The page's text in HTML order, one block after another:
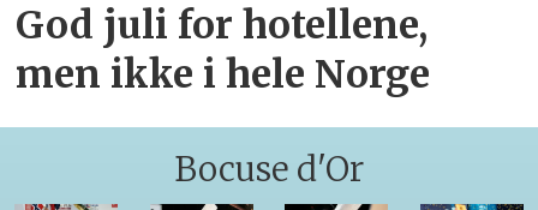
God juli for hotellene,
men ikke i hele Norge
Bocuse d'Or